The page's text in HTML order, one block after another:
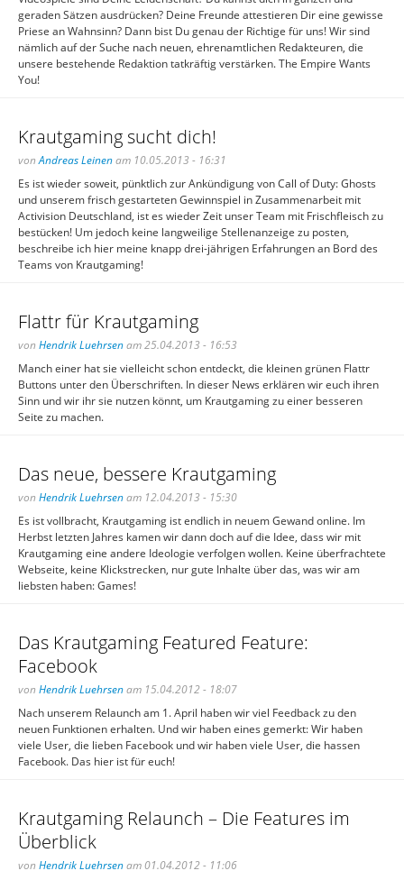
geraden Sätzen ausdrücken? Deine Freunde attestieren Dir eine gewisse
Priese an Wahnsinn? Dann bist Du genau der Richtige für uns! Wir sind
nämlich auf der Suche nach neuen, ehrenamtlichen Redakteuren, die
unsere bestehende Redaktion tatkräftig verstärken. The Empire Wants
You!
Krautgaming sucht dich!
vonAndreas Leinenam 10.05.2013 - 16:31
Es ist wieder soweit, pünktlich zur Ankündigung von Call of Duty: Ghosts
und unserem frisch gestarteten Gewinnspiel in Zusammenarbeit mit
Activision Deutschland, ist es wieder Zeit unser Team mit Frischfleisch zu
bestücken! Um jedoch keine langweilige Stellenanzeige zu posten,
beschreibe ich hier meine knapp drei-jährigen Erfahrungen an Bord des
Teams von Krautgaming!
Flattr für Krautgaming
von Hendrik Luehrsenam 25.04.2013 - 16:53
Manch einer hat sie vielleicht schon entdeckt, die kleinen grünen Flattr
Buttons unter den Überschriften. In dieser News erklären wir euch ihren
Sinn und wir ihr sie nutzen könnt, um Krautgaming zu einer besseren
Seite zu machen.
Das neue, bessere Krautgaming
von Hendrik Luehrsenam 12.04.2013 - 15:30
Es ist vollbracht, Krautgaming ist endlich in neuem Gewand online. Im
Herbst letzten Jahres kamen wir dann doch auf die Idee, dass wir mit
Krautgaming eine andere Ideologie verfolgen wollen. Keine überfrachtete
Webseite, keine Klickstrecken, nur gute Inhalte über das, was wir am
liebsten haben: Games!
Das Krautgaming Featured Feature:
Facebook
von Hendrik Luehrsenam 15.04.2012 - 18:07
Nach unserem Relaunch am 1. April haben wir viel Feedback zu den
neuen Funktionen erhalten. Und wir haben eines gemerkt: Wir haben
viele User, die lieben Facebook und wir haben viele User, die hassen
Facebook. Das hier ist für euch!
Krautgaming Relaunch – Die Features im
Überblick
von Hendrik Luehrsenam 01.04.2012 - 11:06